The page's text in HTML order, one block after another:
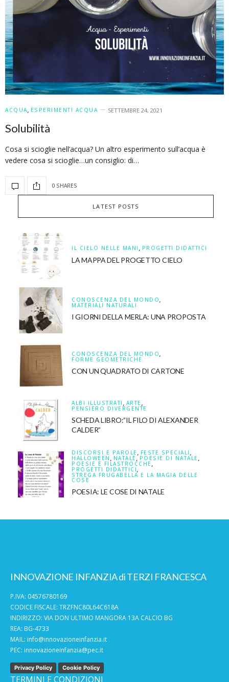
ACQUA, ESPERIMENTI ACQUA SETTEMBRE 24, 2021
Solubilità
Cosa si scioglie nell’acqua? Un altro esperimento sull’acqua è
vedere cosa si scioglie…un consiglio: di…
0 SHARES
LATEST POSTS
IL CIELO NELLE MANI , PROGETTI DIDATTICI
LA MAPPA DEL PROGETTO CIELO
CONOSCENZA DEL MONDO,
MATERIALI NATURALI
I GIORNI DELLA MERLA: UNA PROPOSTA
CONOSCENZA DEL MONDO,
FORME GEOMETRICHE
CON UN QUADRATO DI CARTONE
ALBI ILLUSTRATI , ARTE ,
PENSIERO DIVERGENTE
SCHEDA LIBRO:”IL FILO DI ALEXANDER
CALDER”
DISCORSI E PAROLE , FESTE SPECIALI ,
HALLOWEEN , NATALE , POESIE DI NATALE ,
POESIE E FILASTROCCHE ,
PROGETTI DIDATTICI,
STREGA FRUGABELLA E LA MAGIA DELLE
COSE
POESIA: LE COSE DI NATALE
INNOVAZIONE INFANZIA di TERZI FRANCESCA
P.IVA: 04576780169
CODICE FISCALE: TRZFNC80L64C618A
INDIRIZZO: VIA DON ULTIMO MANGORA 13A CALCIO BG
REA: BG-4733
MAIL: info@innovazioneinfanzia.it
PEC: innovazioneinfanzia@pec.it
Privacy Policy Cookie Policy
TERMINI E CONDIZIONI